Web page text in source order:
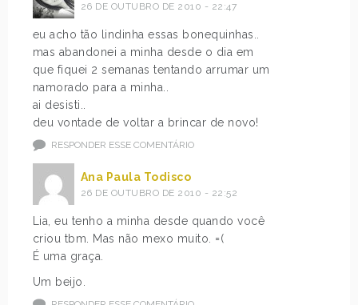
26 DE OUTUBRO DE 2010 - 22:47
eu acho tão lindinha essas bonequinhas..
mas abandonei a minha desde o dia em
que fiquei 2 semanas tentando arrumar um
namorado para a minha..
ai desisti..
deu vontade de voltar a brincar de novo!
RESPONDER ESSE COMENTÁRIO
Ana Paula Todisco
26 DE OUTUBRO DE 2010 - 22:52
Lia, eu tenho a minha desde quando você
criou tbm. Mas não mexo muito. =(
É uma graça.
Um beijo.